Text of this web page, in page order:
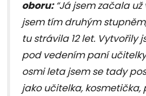
oboru:“Já jsem začala
jsem tím druhým
tu strávila 12 let. Vytvořily
pod vedením paní
osmi leta jsem se tady
jako učitelka, kosmetička,